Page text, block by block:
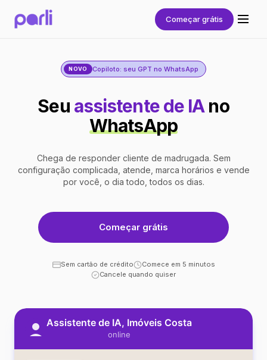
Começar grátis
NOVO Copiloto: seu GPT no WhatsApp
Seu assistente de IAno
WhatsApp
Chega de responder cliente de madrugada. Sem
configuração complicada, atende, marca horários e vende
por você, o dia todo, todos os dias.
Começar grátis
Sem cartão de crédito
Comece em 5 minutos
Cancele quando quiser
Assistente de IA, Imóveis Costa
online